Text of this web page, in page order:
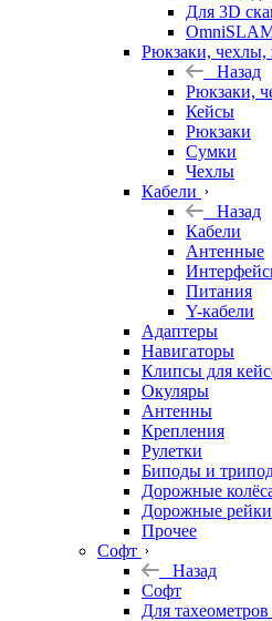
Для 3D
Рюкзаки, чехлы,
Назад
Рюкзаки,
Кейсы
Рюкзаки
Сумки
Чехлы
Кабели
Назад
Кабели
Антенные
Питания
Y-кабели
Адаптеры
Навигаторы
Клипсы для
Окуляры
Антенны
Крепления
Рулетки
Биподы и
Дорожные
Дорожные рейки
Прочее
Софт
Назад
Софт
Для тахеометров